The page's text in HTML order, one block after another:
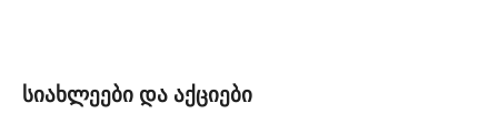
სიახლეები და აქციები